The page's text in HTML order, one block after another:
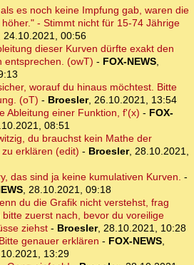
es noch keine Impfung gab, waren die
- Stimmt nicht für 15-74 Jährige
24.10.2021, 00:56
dieser Kurven dürfte exakt den
entsprechen. (owT) - FOX-NEWS,
worauf du hinaus möchtest. Bitte
(oT) - Broesler, 26.10.2021, 13:54
Ableitung einer Funktion, f'(x) - FOX-
08:51
du brauchst kein Mathe der
erklären (edit) - Broesler, 28.10.2021,
das sind ja keine kumulativen Kurven. -
, 28.10.2021, 09:18
du die Grafik nicht verstehst, frag
bitte zuerst nach, bevor du voreilige
ziehst - Broesler, 28.10.2021, 10:28
Bitte genauer erklären - FOX-NEWS,
13:29